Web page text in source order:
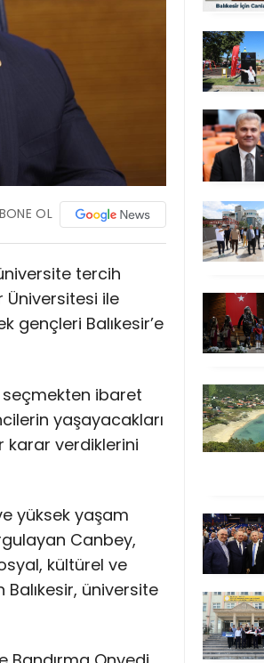
OL
tercih
Üniversitesi ile
gençleri Balıkesir’e
seçmekten ibaret
yaşayacakları
karar verdiklerini
yüksek yaşam
Canbey,
kültürel ve
üniversite